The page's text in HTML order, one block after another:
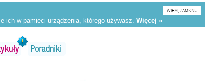
WIEM, ZAMKNIJ